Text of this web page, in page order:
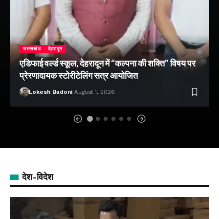
उत्तराखंड देहरादून
एडिफाई वर्ल्ड स्कूल, देहरादून में “कल्पना की शक्ति” विषय पर
प्रेरणादायक स्टोरीटेलिंग सत्र आयोजित
Lokesh Badoni August 1, 2026
देश-विदेश